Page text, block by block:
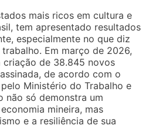
mais ricos em cultura e
tem apresentado resultados
especialmente no que diz
Em março de 2026,
criação de 38.845 novos
de acordo com o
Ministério do Trabalho e
não só demonstra um
mineira, mas
e a resiliência de sua